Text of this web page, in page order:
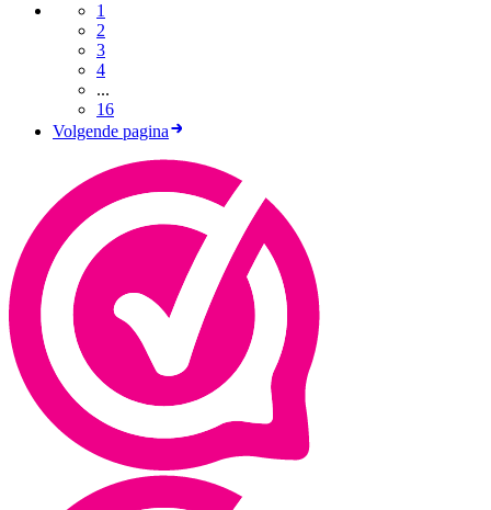
1
2
3
4
...
16
Volgende pagina